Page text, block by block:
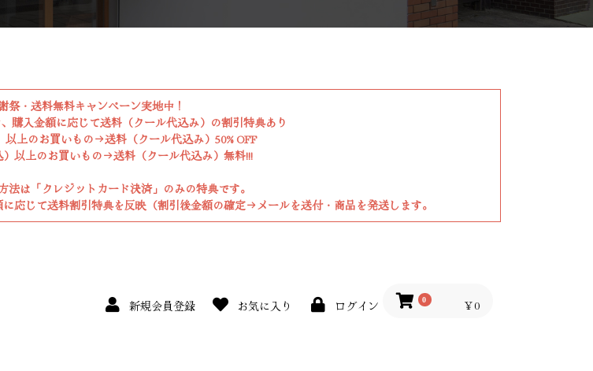
祭・送料無料キャンペーン実地中！
購入金額に応じて送料（クール代込み）の割引特典あり
以上のお買いもの→送料（クール代込み）50% OFF
）以上のお買いもの→送料（クール代込み）無料!!!
法は「クレジットカード決済」のみの特典です。
応じて送料割引特典を反映（割引後金額の確定→メールを送付・商品を発送します。
新規会員登録 お気に入り ログイン 0 ￥0